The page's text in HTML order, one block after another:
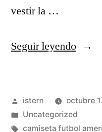
vestir la …
Seguir leyendo
nios»
Publicado
por
istern
octubre
Publicado
en
Uncategorized
Etiquetas:
camiseta futbol